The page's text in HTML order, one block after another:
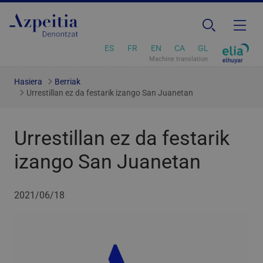
ES FR EN CA GL
Machine translation
Hasiera
Berriak
Urrestillan ez da festarik izango San Juanetan
Urrestillan ez da festarik
izango San Juanetan
2021/06/18